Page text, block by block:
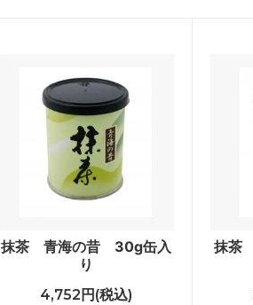
抹茶 青海の昔 30g缶入
り
4,752円(税込)
抹茶